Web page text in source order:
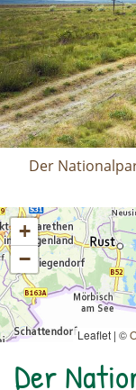
Der
+
−
Leaflet | ©
Der